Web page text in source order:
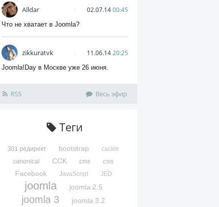
Alldar 02.07.1400:45
Что не хватает в Joomla?
zikkuratvk 11.06.1420:25
Joomla!Day в Москве уже 26 июня.
RSS Весь эфир
Теги
301 редирект bootstrap
cackle
canonical
CCK cms
css
Facebook
JavaScript JED
joomla joomla 2.5
joomla 3
joomla 3.2